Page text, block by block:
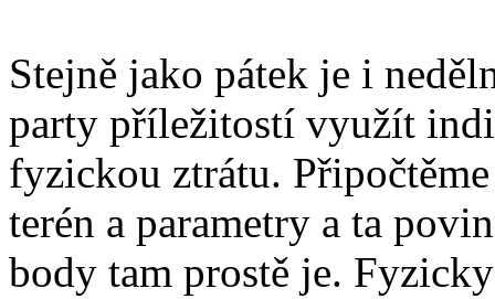
Stejně jako pátek je i
party příležitostí využít
fyzickou ztrátu.
terén a parametry a ta
body tam prostě je.